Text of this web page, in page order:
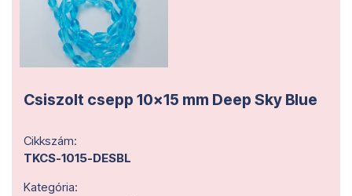
Csiszolt csepp 10x15 mm Deep Sky Blue
Cikkszám:
TKCS-1015-DESBL
Kategória: